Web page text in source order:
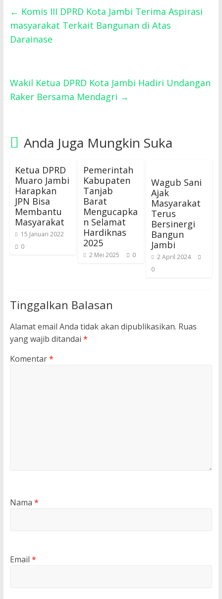
← Komis III DPRD Kota Jambi Terima Aspirasi
masyarakat Terkait Bangunan di Atas
Darainase
Wakil Ketua DPRD Kota Jambi Hadiri Undangan
Raker Bersama Mendagri →
Anda Juga Mungkin Suka
Ketua DPRD
Muaro Jambi
Harapkan
JPN Bisa
Membantu
Masyarakat
15 Januari 2022
0
Pemerintah
Kabupaten
Tanjab
Barat
Mengucapka
n Selamat
Hardiknas
2025
2 Mei 2025 0
Wagub Sani
Ajak
Masyarakat
Terus
Bersinergi
Bangun
Jambi
2 April 2024
0
Tinggalkan Balasan
Alamat email Anda tidak akan dipublikasikan. Ruas
yang wajib ditandai *
Komentar*
Nama *
Email *